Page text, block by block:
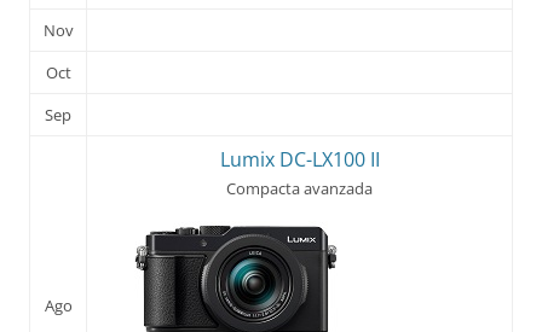
Nov
Oct
Sep
Ago
Lumix DC-LX100 II
Compacta avanzada